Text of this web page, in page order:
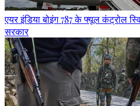
एयर इंडिया बोइंग 787 के फ्यूल कंट्रोल
सरकार